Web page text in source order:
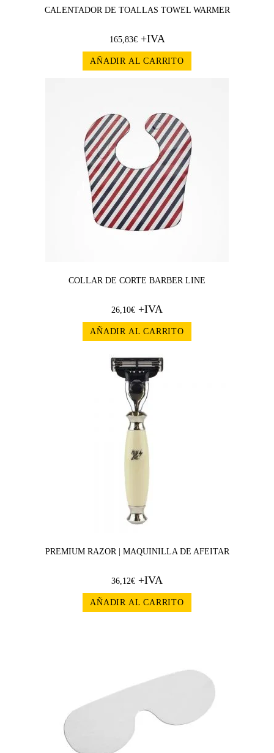
CALENTADOR DE TOALLAS TOWEL WARMER
165,83€+IVA
AÑADIR AL CARRITO
COLLAR DE CORTE BARBER LINE
26,10€ +IVA
AÑADIR AL CARRITO
PREMIUM RAZOR | MAQUINILLA DE AFEITAR
36,12€ +IVA
AÑADIR AL CARRITO